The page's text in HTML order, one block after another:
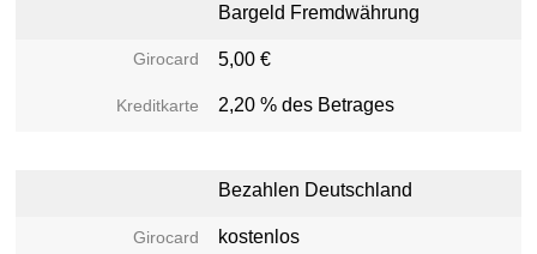
Bargeld Fremdwährung
5,00 €
2,20 % des Betrages
Bezahlen Deutschland
kostenlos